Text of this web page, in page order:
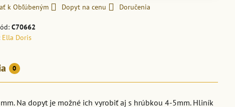
k Obľúbeným Dopyt na cenu Doručenia
C70662
Ella Doris
0
Na dopyt je možné ich vyrobiť aj s hrúbkou 4-5mm. Hliník